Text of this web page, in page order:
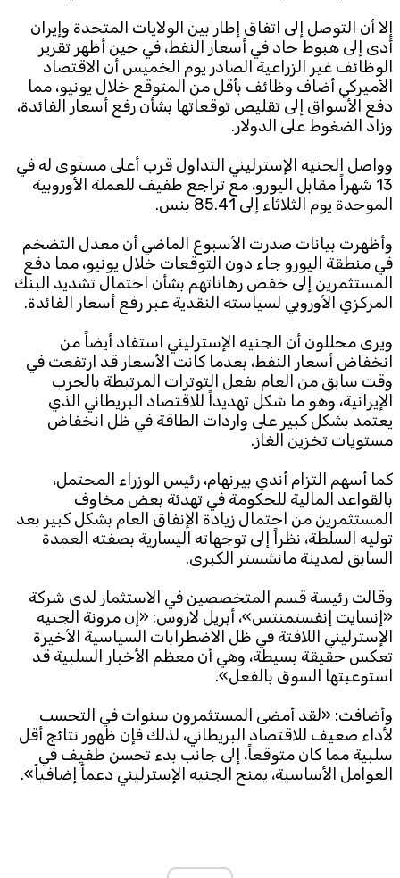
إلا أن التوصل إلى اتفاق إطار بين الولايات المتحدة وإيران
أدى إلى هبوط حاد في أسعار النفط، في حين أظهر تقرير
الوظائف غير الزراعية الصادر يوم الخميس أن الاقتصاد
الأميركي أضاف وظائف بأقل من المتوقع خلال يونيو، مما
دفع الأسواق إلى تقليص توقعاتها بشأن رفع أسعار الفائدة،
وزاد الضغوط على الدولار.
وواصل الجنيه الإسترليني التداول قرب أعلى مستوى له في
13 شهراً مقابل اليورو، مع تراجع طفيف للعملة الأوروبية
الموحدة يوم الثلاثاء إلى 85.41 بنس.
وأظهرت بيانات صدرت الأسبوع الماضي أن معدل التضخم
في منطقة اليورو جاء دون التوقعات خلال يونيو، مما دفع
المستثمرين إلى خفض رهاناتهم بشأن احتمال تشديد البنك
المركزي الأوروبي لسياسته النقدية عبر رفع أسعار الفائدة.
ويرى محللون أن الجنيه الإسترليني استفاد أيضاً من
انخفاض أسعار النفط، بعدما كانت الأسعار قد ارتفعت في
وقت سابق من العام بفعل التوترات المرتبطة بالحرب
الإيرانية، وهو ما شكل تهديداً للاقتصاد البريطاني الذي
يعتمد بشكل كبير على واردات الطاقة في ظل انخفاض
مستويات تخزين الغاز.
كما أسهم التزام أندي بيرنهام، رئيس الوزراء المحتمل،
بالقواعد المالية للحكومة في تهدئة بعض مخاوف
المستثمرين من احتمال زيادة الإنفاق العام بشكل كبير بعد
توليه السلطة، نظراً إلى توجهاته اليسارية بصفته العمدة
السابق لمدينة مانشستر الكبرى.
وقالت رئيسة قسم المتخصصين في الاستثمار لدى شركة
«إنسايت إنفستمنتس»، أبريل لاروس: «إن مرونة الجنيه
الإسترليني اللافتة في ظل الاضطرابات السياسية الأخيرة
تعكس حقيقة بسيطة، وهي أن معظم الأخبار السلبية قد
استوعبتها السوق بالفعل».
وأضافت: «لقد أمضى المستثمرون سنوات في التحسب
لأداء ضعيف للاقتصاد البريطاني، لذلك فإن ظهور نتائج أقل
سلبية مما كان متوقعاً، إلى جانب بدء تحسن طفيف في
العوامل الأساسية، يمنح الجنيه الإسترليني دعماً إضافياً».